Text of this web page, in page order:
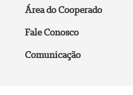
Área do Cooperado
Fale Conosco
Comunicação